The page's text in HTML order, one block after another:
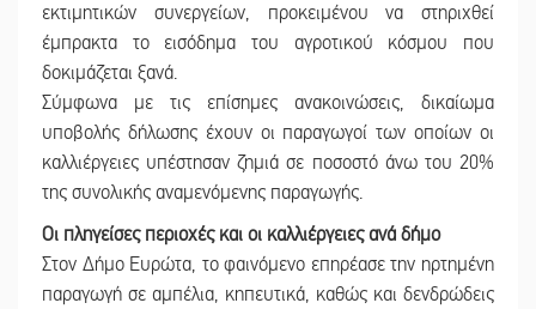
εκτιμητικών συνεργείων, προκειμένου να στηριχθεί
έμπρακτα το εισόδημα του αγροτικού κόσμου που
δοκιμάζεται ξανά.
Σύμφωνα με τις επίσημες ανακοινώσεις, δικαίωμα
υποβολής δήλωσης έχουν οι παραγωγοί των οποίων οι
καλλιέργειες υπέστησαν ζημιά σε ποσοστό άνω του 20%
της συνολικής αναμενόμενης παραγωγής.
Οι πληγείσες περιοχές και οι καλλιέργειες ανά δήμο
Στον Δήμο Ευρώτα, το φαινόμενο επηρέασε την ηρτημένη
παραγωγή σε αμπέλια, κηπευτικά, καθώς και δενδρώδεις